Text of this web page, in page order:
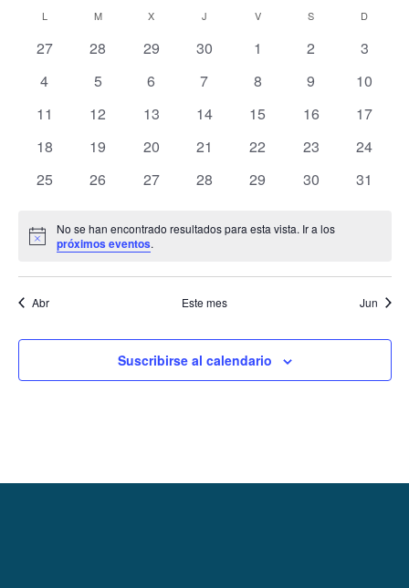
de
fecha.
Calendario
de
Eventos
L M X J V S D
0
27
0
28
0
29
0
30
0
1
0
2
0
3
0
4
0
5
0
6
0
7
0
8
0
9
0
10
0
11
0
12
0
13
0
14
0
15
0
16
0
17
0
18
0
19
0
20
0
21
0
22
0
23
0
24
0
25
0
26
0
27
0
28
0
29
0
30
0
31
Aviso
No se han encontrado resultados para esta vista. Ir a los
próximos eventos.
Abr Este mes Jun
Suscribirse al calendario